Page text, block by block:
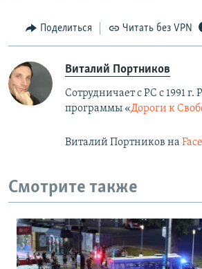
Поделиться Читать без VPN
Виталий Портников
Сотрудничает с РС с 1991
программы «Дороги к
Виталий Портников на
Смотрите также